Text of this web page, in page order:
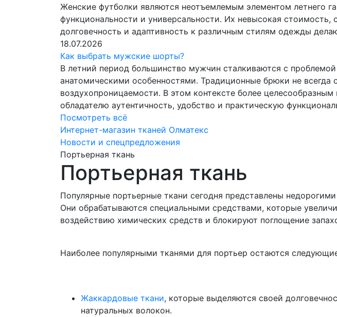
Женские футболки являются неотъемлемым элементом летнего
функциональности и универсальности. Их невысокая стоимость,
долговечность и адаптивность к различным стилям одежды
18.07.2026
Как выбрать мужские шорты?
В летний период большинство мужчин сталкиваются с
анатомическими особенностями. Традиционные брюки не
воздухопроницаемости. В этом контексте более
обладателю аутентичность, удобство и практическую
Посмотреть всё
Интернет-магазин тканей Олматекс
Новости и спецпредложения
Портьерная ткань
Портьерная ткань
Популярные портьерные ткани сегодня представлены
Они обрабатываются специальными средствами, которые
воздействию химических средств и блокируют поглощение
Наиболее популярными тканями для портьер остаются
Жаккардовые ткани, которые выделяются своей
натуральных волокон.